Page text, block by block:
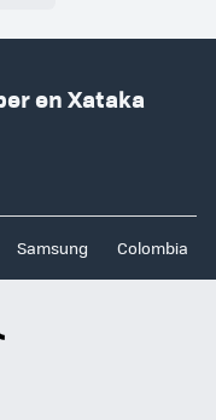
en Xataka
Samsung Colombia